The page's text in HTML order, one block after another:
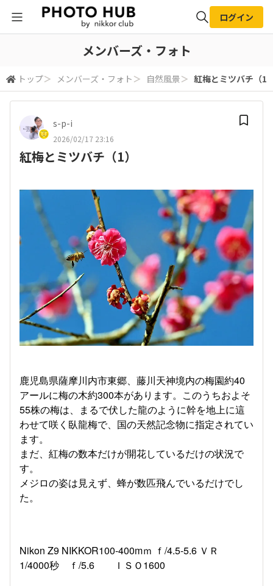
検索
ログイン
メンバーズ・フォト
トップ＞ メンバーズ・フォト ＞ 自然風景＞ 紅梅とミツバチ（1
s-p-i
2026/02/17 23:16
紅梅とミツバチ（1）
鹿児島県薩摩川内市東郷、藤川天神境内の梅園約40
アールに梅の木約300本があります。このうちおよそ
55株の梅は、まるで伏した龍のように幹を地上に這
わせて咲く臥龍梅で、国の天然記念物に指定されてい
ます。
まだ、紅梅の数本だけが開花しているだけの状況で
す。
メジロの姿は見えず、蜂が数匹飛んでいるだけでし
た。
Nikon Z9 NIKKOR100-400mｍ ｆ/4.5-5.6 ＶＲ
1/4000秒 ｆ/5.6 ＩＳＯ1600